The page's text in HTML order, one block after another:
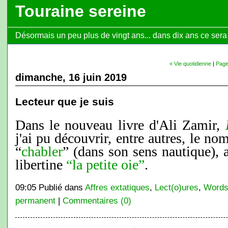
Touraine sereine
Désormais un peu plus de vingt ans... dans dix ans ce
« Vie quotidienne|
dimanche, 16 juin 2019
Lecteur que je suis
Dans le nouveau livre d'Ali Zamir,
j'ai pu découvrir, entre autres, le
“chabler” (dans son sens nautique),
libertine “la petite oie”.
09:05 Publié dans Affres extatiques, Lect(o)ures,
permanent| Commentaires (0)